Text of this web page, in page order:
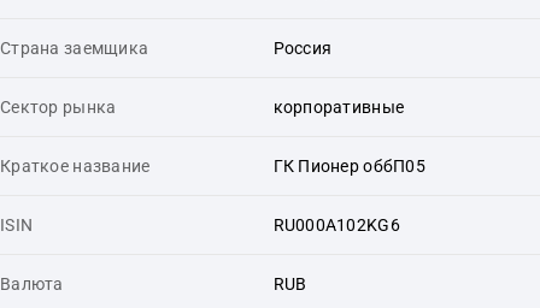
Страна заемщика Россия
Сектор рынка корпоративные
Краткое название ГК Пионер оббП05
ISIN RU000A102KG6
Валюта RUB